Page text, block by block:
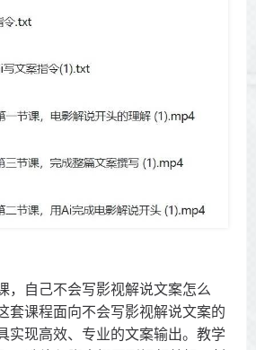
，自己不会写影视解说文案怎么
套课程面向不会写影视解说文案的
实现高效、专业的文案输出。教学